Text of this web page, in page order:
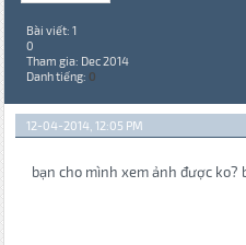
Bài viết: 1
0
Tham gia: Dec 2014
Danh tiếng: 0
12-04-2014, 12:05 PM
bạn cho mình xem ảnh được ko?